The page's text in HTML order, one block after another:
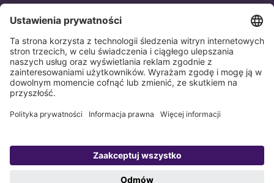
Doradztwo techniczne
Serwis techniczny
+48 71 306 50 51
Copyright 1998-2026 KESSEL Sp. z o.o., ul. Innowacyjna 2, Biskupice Podgórne,
Polityka prywatności Stopka redakcyjna